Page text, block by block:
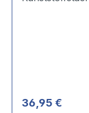
Regulärer
36,95 €